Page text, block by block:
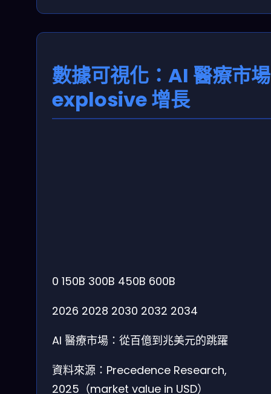
數據可視化：AI 醫療市場
explosive 增長
0 150B 300B 450B 600B
2026 2028 2030 2032 2034
AI 醫療市場：從百億到兆美元的跳躍
資料來源：Precedence Research,
2025（market value in USD）